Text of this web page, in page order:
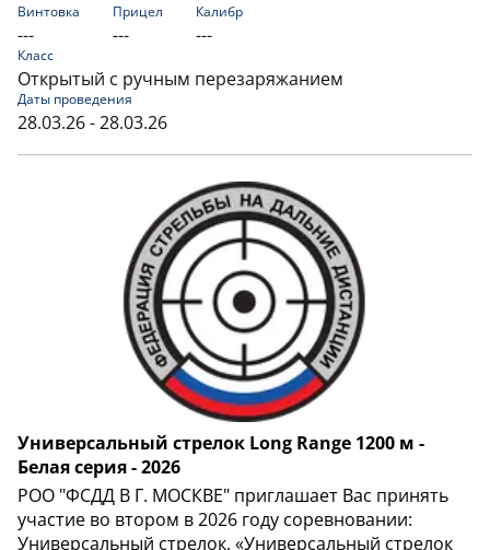
Винтовка
---
Прицел
---
Калибр
---
Класс
Открытый с ручным перезаряжанием
Даты проведения
28.03.26 - 28.03.26
Универсальный стрелок Long Range 1200 м -
Белая серия - 2026
РОО "ФСДД В Г. МОСКВЕ" приглашает Вас принять
участие во втором в 2026 году соревновании:
Универсальный стрелок, «Универсальный стрелок